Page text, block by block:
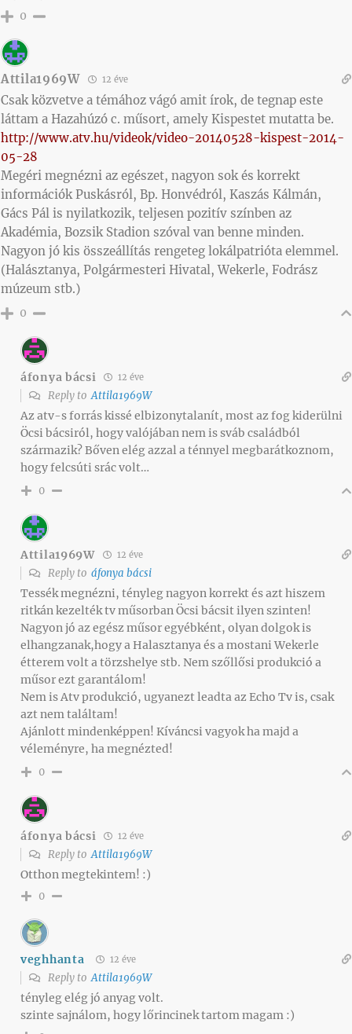
0
Attila1969W 12 éve
Csak közvetve a témához vágó amit írok, de tegnap este
láttam a Hazahúzó c. műsort, amely Kispestet mutatta be.
http://www.atv.hu/videok/video-20140528-kispest-2014-
05-28
Megéri megnézni az egészet, nagyon sok és korrekt
információk Puskásról, Bp. Honvédról, Kaszás Kálmán,
Gács Pál is nyilatkozik, teljesen pozitív színben az
Akadémia, Bozsik Stadion szóval van benne minden.
Nagyon jó kis összeállítás rengeteg lokálpatrióta elemmel.
(Halásztanya, Polgármesteri Hivatal, Wekerle, Fodrász
múzeum stb.)
0
áfonya bácsi 12 éve
Reply toAttila1969W
Az atv-s forrás kissé elbizonytalanít, most az fog kiderülni
Öcsi bácsiról, hogy valójában nem is sváb családból
származik? Bőven elég azzal a ténnyel megbarátkoznom,
hogy felcsúti srác volt…
0
Attila1969W 12 éve
Reply to áfonya bácsi
Tessék megnézni, tényleg nagyon korrekt és azt hiszem
ritkán kezelték tv műsorban Öcsi bácsit ilyen szinten!
Nagyon jó az egész műsor egyébként, olyan dolgok is
elhangzanak,hogy a Halasztanya és a mostani Wekerle
étterem volt a törzshelye stb. Nem szőllősi produkció a
műsor ezt garantálom!
Nem is Atv produkció, ugyanezt leadta az Echo Tv is, csak
azt nem találtam!
Ajánlott mindenképpen! Kíváncsi vagyok ha majd a
véleményre, ha megnézted!
0
áfonya bácsi 12 éve
Reply toAttila1969W
Otthon megtekintem! :)
0
veghhanta 12 éve
Reply toAttila1969W
tényleg elég jó anyag volt.
szinte sajnálom, hogy lőrincinek tartom magam :)